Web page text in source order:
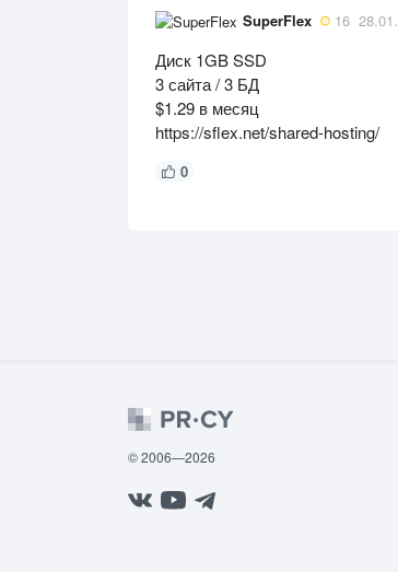
SuperFlex 16
Диск 1GB SSD
3 сайта / 3 БД
$1.29 в месяц
https://sflex.net/shared-hosting/
0
© 2006—2026